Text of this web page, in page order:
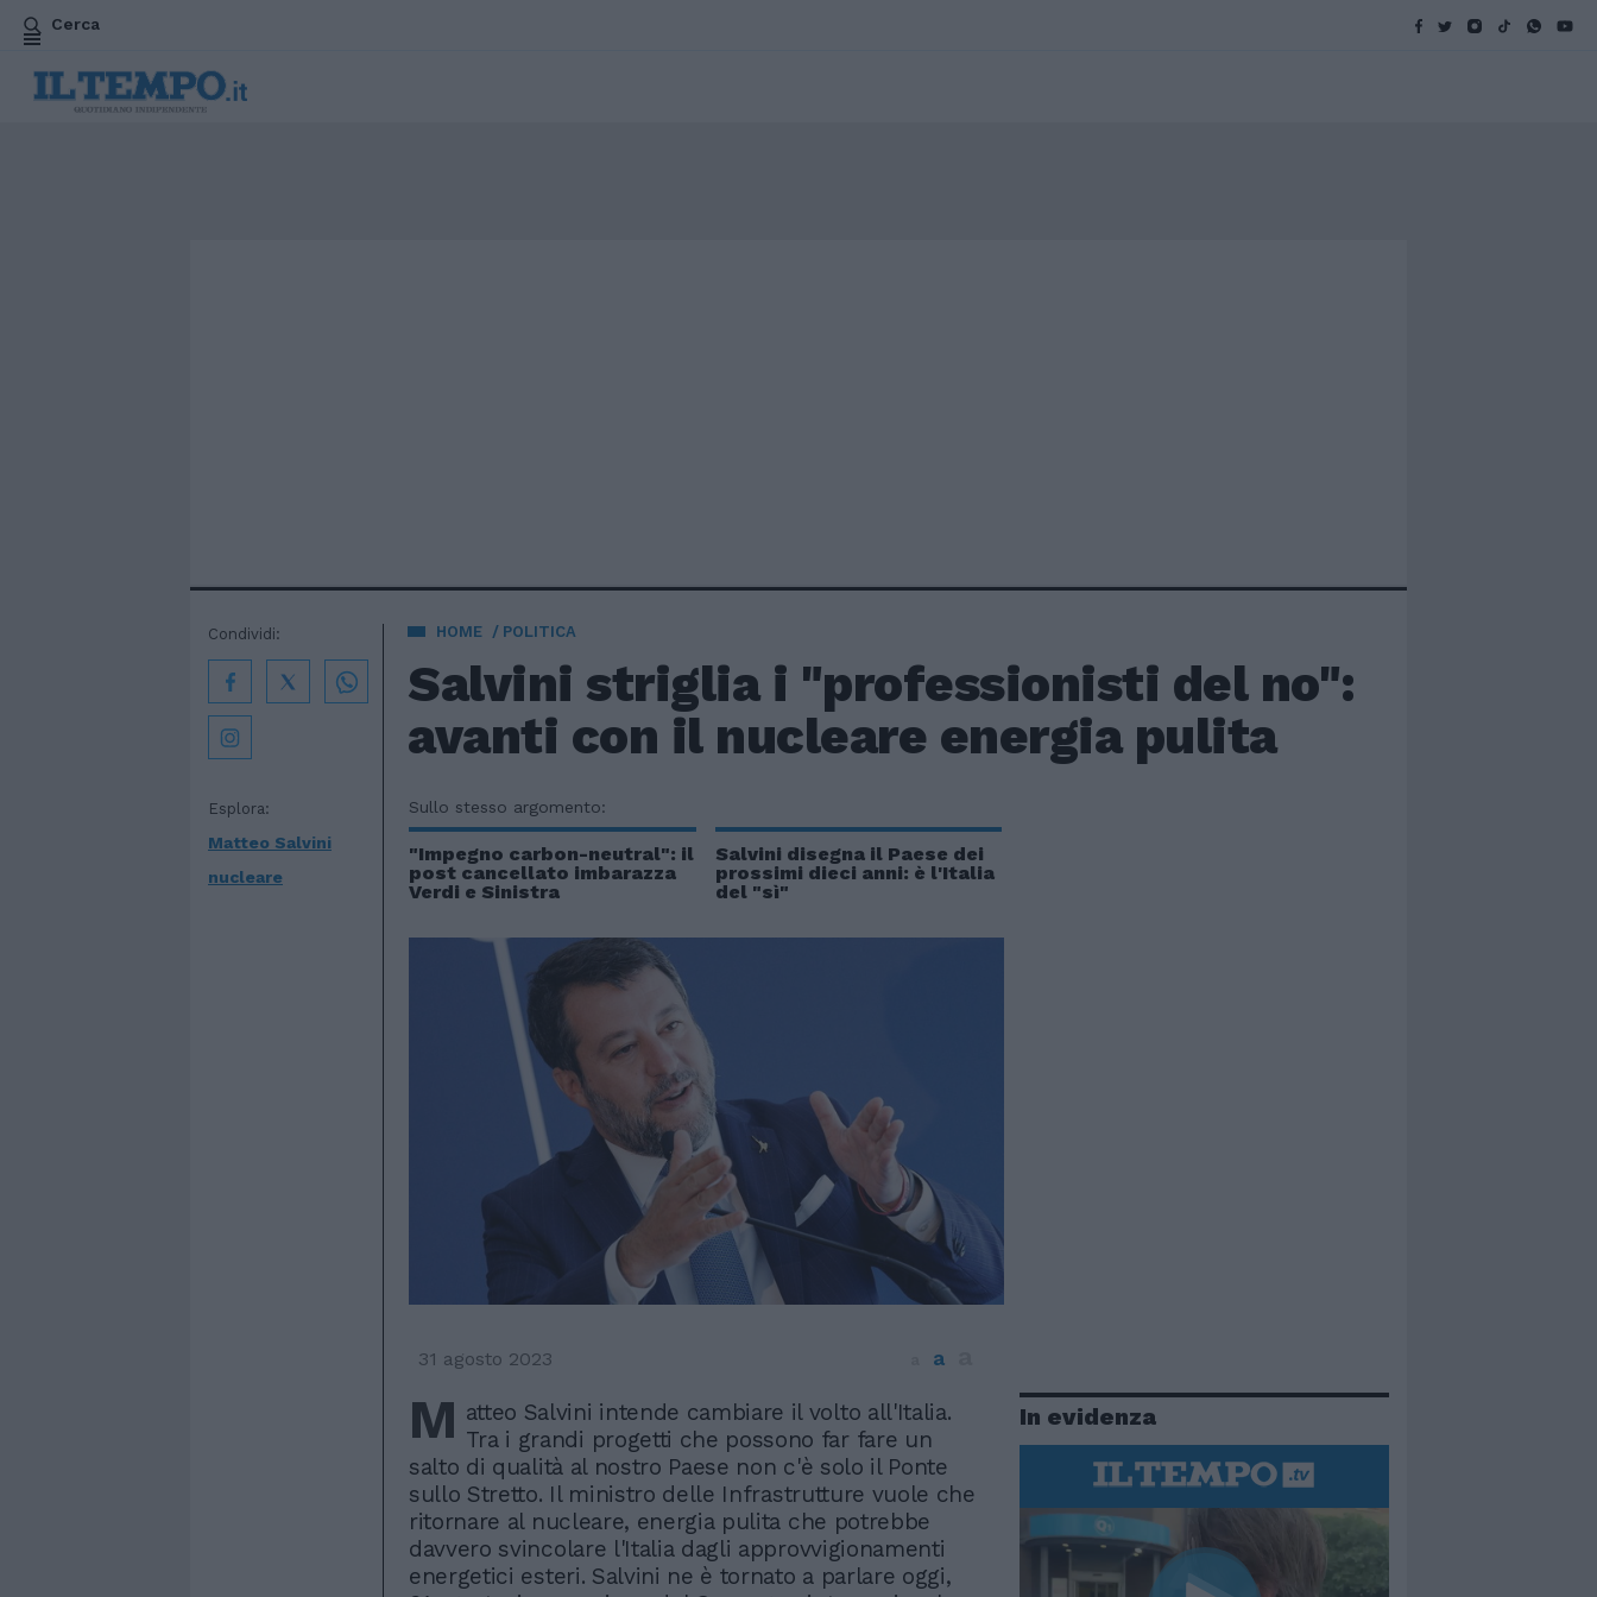
Cerca
HOME POLITICA
Salvini striglia i "professionisti del no":
avanti con il nucleare energia pulita
Esplora:
Matteo Salvini
nucleare
Condividi:
Sullo stesso argomento:
"Impegno carbon-neutral": il
post cancellato imbarazza
Verdi e Sinistra
Salvini disegna il Paese dei
prossimi dieci anni: è l'Italia
del "sì"
31 agosto 2023 a
M atteo Salvini intende cambiare il volto all'Italia.
Tra i grandi progetti che possono far fare un
salto di qualità al nostro Paese non c'è solo il Ponte
sullo Stretto. Il ministro delle Infrastrutture vuole che
ritornare al nucleare, energia pulita che potrebbe
davvero svincolare l'Italia dagli approvvigionamenti
energetici esteri. Salvini ne è tornato a parlare oggi,
In evidenza